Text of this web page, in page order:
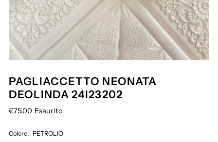
PAGLIACCETTO NEONATA
DEOLINDA 24I23202
€75,00 Esaurito
Colore: PETROLIO